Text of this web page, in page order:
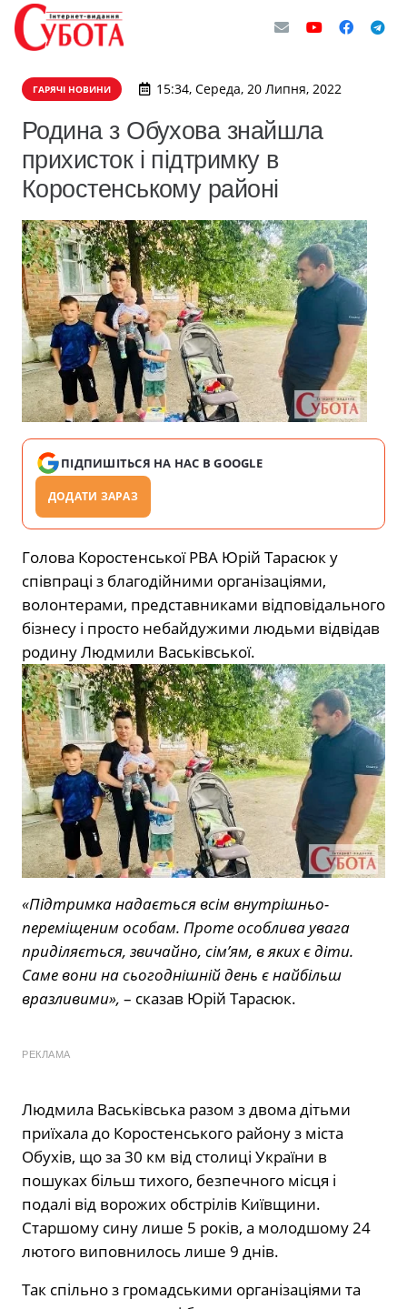
ГАРЯЧІ НОВИНИ 15:34, Середа, 20 Липня, 2022
Родина з Обухова знайшла
прихисток і підтримку в
Коростенському районі
ПІДПИШІТЬСЯ НА НАС В GOOGLE
ДОДАТИ ЗАРАЗ
Голова Коростенської РВА Юрій Тарасюк у
співпраці з благодійними організаціями,
волонтерами, представниками відповідального
бізнесу і просто небайдужими людьми відвідав
родину Людмили Васьківської.
«Підтримка надається всім внутрішньо-
переміщеним особам. Проте особлива увага
приділяється, звичайно, сім’ям, в яких є діти.
Саме вони на сьогоднішній день є найбільш
вразливими», – сказав Юрій Тарасюк.
РЕКЛАМА
Людмила Васьківська разом з двома дітьми
приїхала до Коростенського району з міста
Обухів, що за 30 км від столиці України в
пошуках більш тихого, безпечного місця і
подалі від ворожих обстрілів Київщини.
Старшому сину лише 5 років, а молодшому 24
лютого виповнилось лише 9 днів.
Так спільно з громадськими організаціями та